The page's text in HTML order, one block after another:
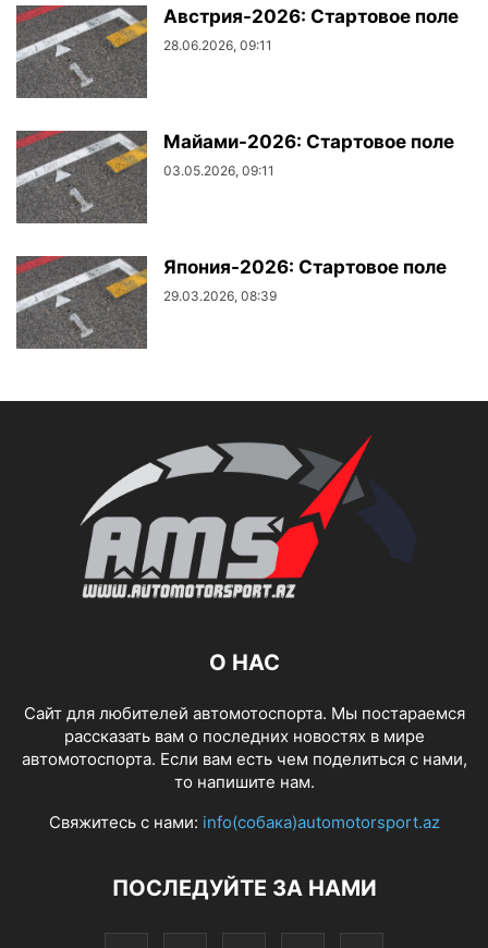
Австрия-2026: Стартовое поле
28.06.2026, 09:11
Майами-2026: Стартовое поле
03.05.2026, 09:11
Япония-2026: Стартовое поле
29.03.2026, 08:39
О НАС
Сайт для любителей автомотоспорта. Мы постараемся
рассказать вам о последних новостях в мире
автомотоспорта. Если вам есть чем поделиться с нами,
то напишите нам.
Свяжитесь с нами: info(собака)automotorsport.az
ПОСЛЕДУЙТЕ ЗА НАМИ